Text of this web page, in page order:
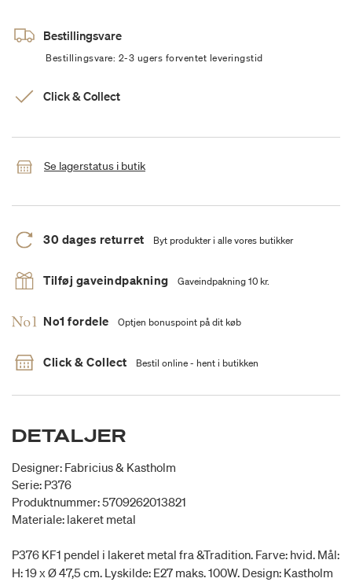
Bestillingsvare
Bestillingsvare: 2-3 ugers forventet leveringstid
Click & Collect
Se lagerstatus i butik
30 dages returret Byt produkter i alle vores butikker
Tilføj gaveindpakning Gaveindpakning 10 kr.
No1 fordele Optjen bonuspoint på dit køb
Click & Collect Bestil online - hent i butikken
DETALJER
Designer: Fabricius & Kastholm
Serie: P376
Produktnummer: 5709262013821
Materiale: lakeret metal
P376 KF1 pendel i lakeret metal fra &Tradition. Farve: hvid. Mål:
H: 19 x Ø 47,5 cm. Lyskilde: E27 maks. 100W. Design: Kastholm